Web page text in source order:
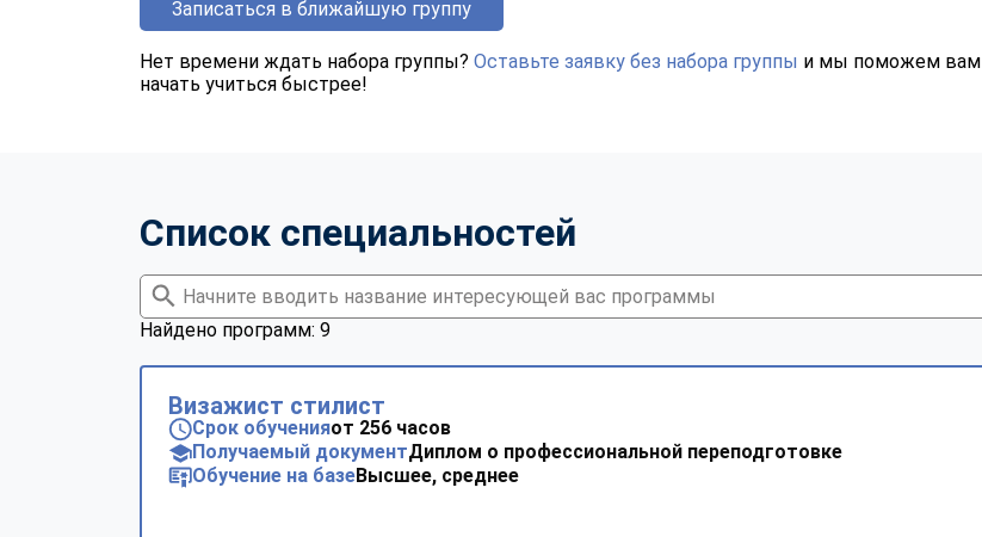
Записаться в ближайшую группу
Нет времени ждать набора группы? Оставьте заявку без набора группы и мы поможем вам
начать учиться быстрее!
Список специальностей
Найдено программ: 9
Визажист стилист
Срок обученияот 256 часов
Получаемый документДиплом о профессиональной переподготовке
Обучение на базеВысшее, среднее